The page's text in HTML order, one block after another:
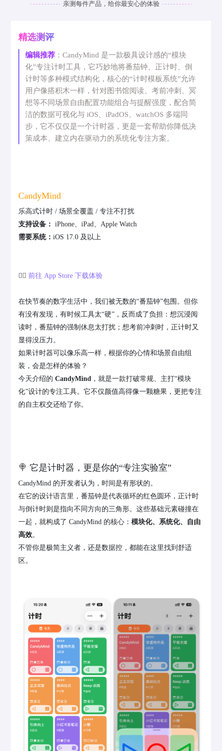
亲测每件产品，给你最安心的体验
精选测评
编辑推荐 ：CandyMind 是一款极具设计感的“模块
化”专注计时工具，它巧妙地将番茄钟、正计时、倒
计时等多种模式结构化，核心的“计时模板系统”允许
用户像搭积木一样，针对图书馆阅读、考前冲刺、冥
想等不同场景自由配置功能组合与提醒强度，配合简
洁的数据可视化与 iOS、iPadOS、watchOS 多端同
步，它不仅仅是一个计时器，更是一套帮助你降低决
策成本、建立内在驱动力的系统化专注方案。
CandyMind
乐高式计时 / 场景全覆盖 / 专注不打扰
支持设备： iPhone、iPad、Apple Watch
需要系统：iOS 17.0 及以上
👉🏻前往 App Store 下载体验
在快节奏的数字生活中，我们被无数的“番茄钟”包围。但你
有没有发现，有时候工具太“硬”，反而成了负担：想沉浸阅
读时，番茄钟的强制休息太打扰；想考前冲刺时，正计时又
显得没压力。
如果计时器可以像乐高一样，根据你的心情和场景自由组
装，会是怎样的体验？
今天介绍的CandyMind ，就是一款打破常规、主打“模块
化”设计的专注工具。它不仅颜值高得像一颗糖果，更把专注
的自主权交还给了你。
🍭 它是计时器，更是你的“专注实验室”
CandyMind 的开发者认为，时间是有形状的。
在它的设计语言里，番茄钟是代表循环的红色圆环，正计时
与倒计时则是指向不同方向的三角形。这些基础元素碰撞在
一起，就构成了 CandyMind 的核心：模块化、系统化、自由
高效。
不管你是极简主义者，还是数据控，都能在这里找到舒适
区。